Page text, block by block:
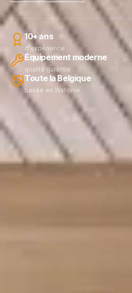
10+ ans
d'expérience
Équipement moderne
qualité garantie
Toute la Belgique
basée en Wallonie